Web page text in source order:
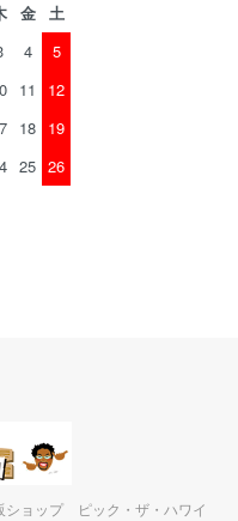
金
土
4
5
11
12
18 19
25 26
ショップ ピック・ザ・ハワイ